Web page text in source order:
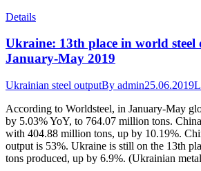
Details
Ukraine: 13th place in world
January-May 2019
Ukrainian steel outputBy admin25.06.2019
According to Worldsteel, in January-May
by 5.03% YoY, to 764.07 million tons.
with 404.88 million tons, up by 10.19%.
output is 53%. Ukraine is still on the 13th
tons produced, up by 6.9%. (Ukrainian